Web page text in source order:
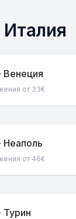
Венеция
от 33€
Неаполь
от 46€